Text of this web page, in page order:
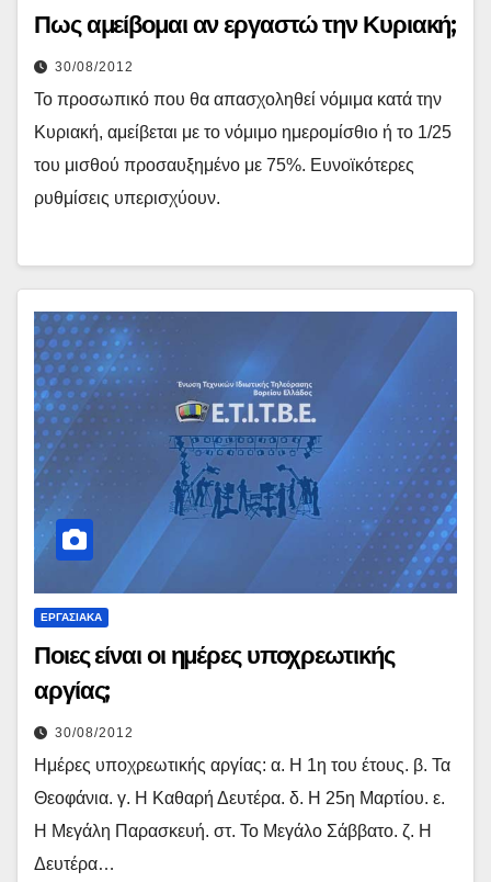
Πως αμείβομαι αν εργαστώ την Κυριακή;
30/08/2012
Το προσωπικό που θα απασχοληθεί νόμιμα κατά την
Κυριακή, αμείβεται με το νόμιμο ημερομίσθιο ή το 1/25
του μισθού προσαυξημένο με 75%. Ευνοϊκότερες
ρυθμίσεις υπερισχύουν.
ΕΡΓΑΣΙΑΚΆ
Ποιες είναι οι ημέρες υποχρεωτικής
αργίας;
30/08/2012
Ημέρες υποχρεωτικής αργίας: α. Η 1η του έτους. β. Τα
Θεοφάνια. γ. Η Καθαρή Δευτέρα. δ. Η 25η Μαρτίου. ε.
Η Μεγάλη Παρασκευή. στ. Το Μεγάλο Σάββατο. ζ. Η
Δευτέρα…